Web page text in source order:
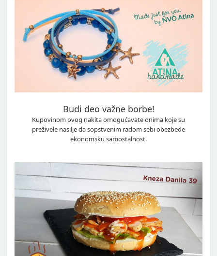
Budi deo važne borbe!
Kupovinom ovog nakita omogućavate onima koje su
preživele nasilje da sopstvenim radom sebi obezbede
ekonomsku samostalnost.